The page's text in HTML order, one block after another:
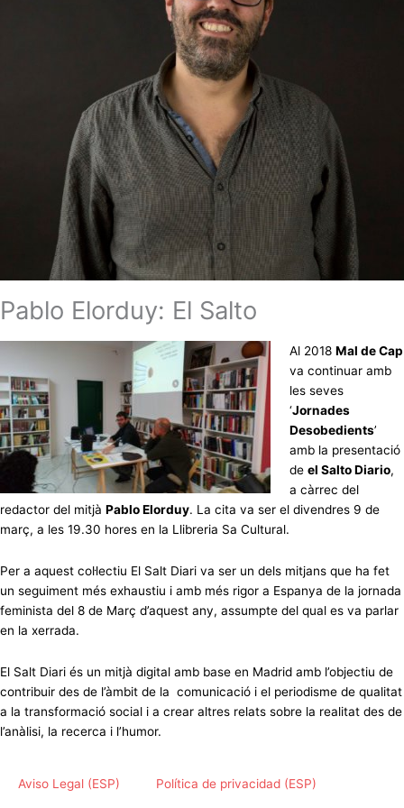
Pablo Elorduy: El Salto
Al 2018 Mal de Cap
va continuar amb
les seves
‘Jornades
Desobedients’
amb la presentació
de el Salto Diario,
a càrrec del
redactor del mitjà Pablo Elorduy. La cita va ser el divendres 9 de
març, a les 19.30 hores en la Llibreria Sa Cultural.
Per a aquest col·lectiu El Salt Diari va ser un dels mitjans que ha fet
un seguiment més exhaustiu i amb més rigor a Espanya de la jornada
feminista del 8 de Març d’aquest any, assumpte del qual es va parlar
en la xerrada.
El Salt Diari és un mitjà digital amb base en Madrid amb l’objectiu de
contribuir des de l’àmbit de la comunicació i el periodisme de qualitat
a la transformació social i a crear altres relats sobre la realitat des de
l’anàlisi, la recerca i l’humor.
Aviso Legal (ESP) Política de privacidad (ESP)